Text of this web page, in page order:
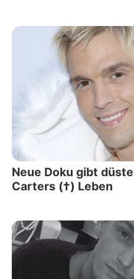
Neue Doku gibt
Carters (†) Leben